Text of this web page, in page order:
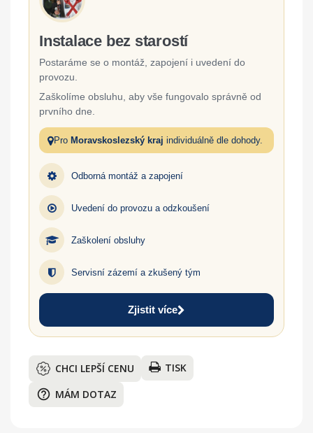
Instalace bez starostí
Postaráme se o montáž, zapojení i uvedení do
provozu.
Zaškolíme obsluhu, aby vše fungovalo správně od
prvního dne.
Pro Moravskoslezský kraj individuálně dle dohody.
Odborná montáž a zapojení
Uvedení do provozu a odzkoušení
Zaškolení obsluhy
Servisní zázemí a zkušený tým
Zjistit více
CHCI LEPŠÍ CENU TISK
help_outline MÁM DOTAZ